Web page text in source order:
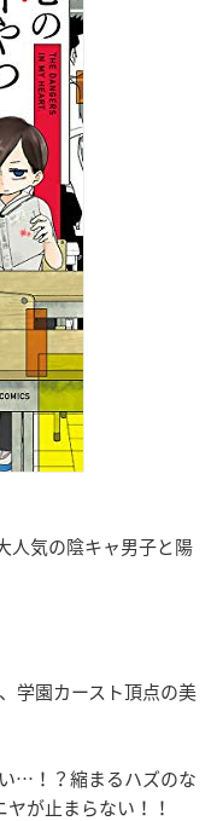
人気の陰キャ男子と陽
学園カースト頂点の美
…！？縮まるハズのな
が止まらない！！